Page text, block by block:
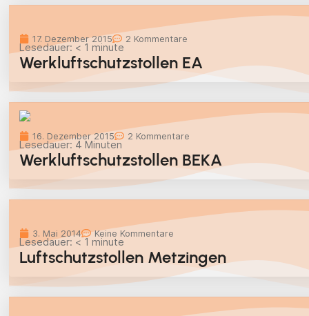
17. Dezember 2015 2 Kommentare
Lesedauer: < 1 minute
Werkluftschutzstollen EA
16. Dezember 2015 2 Kommentare
Lesedauer: 4 Minuten
Werkluftschutzstollen BEKA
3. Mai 2014 Keine Kommentare
Lesedauer: < 1 minute
Luftschutzstollen Metzingen